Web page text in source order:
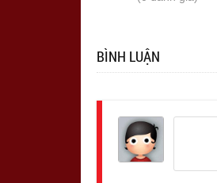
BÌNH LUẬN